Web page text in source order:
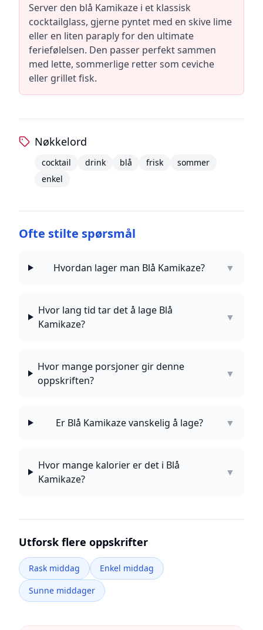
Server den blå Kamikaze i et klassisk
cocktailglass, gjerne pyntet med en skive lime
eller en liten paraply for den ultimate
feriefølelsen. Den passer perfekt sammen
med lette, sommerlige retter som ceviche
eller grillet fisk.
Nøkkelord
cocktail drink blå frisk
sommer
enkel
Ofte stilte spørsmål
Hvordan lager man Blå Kamikaze? ▼
Hvor lang tid tar det å lage Blå
Kamikaze?
▼
Hvor mange porsjoner gir denne
oppskriften?
▼
Er Blå Kamikaze vanskelig å lage? ▼
Hvor mange kalorier er det i Blå
Kamikaze?
▼
Utforsk flere oppskrifter
Rask middag
Enkel middag
Sunne middager